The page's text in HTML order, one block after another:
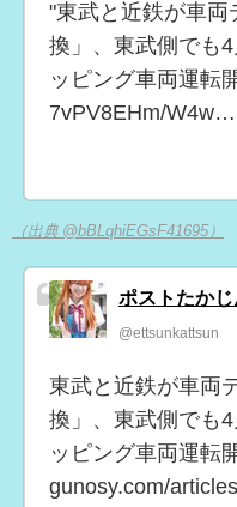
"東武と近鉄が車両
換」、東武側でも
ッピング車両運転
7vPV8EHm/W4w…
（出典 @bBLqhiEGsF41695）
ポストたかじ
@ettsunkattsun
東武と近鉄が車両
換」、東武側でも
ッピング車両運転
gunosy.com/